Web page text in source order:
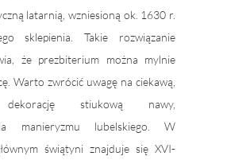
latarnią, wzniesioną ok. 1630 r.
sklepienia. Takie rozwiązanie
że prezbiterium można mylnie
Warto zwrócić uwagę na ciekawą,
dekorację stiukową nawy,
manieryzmu lubelskiego. W
świątyni znajduje się XVI-